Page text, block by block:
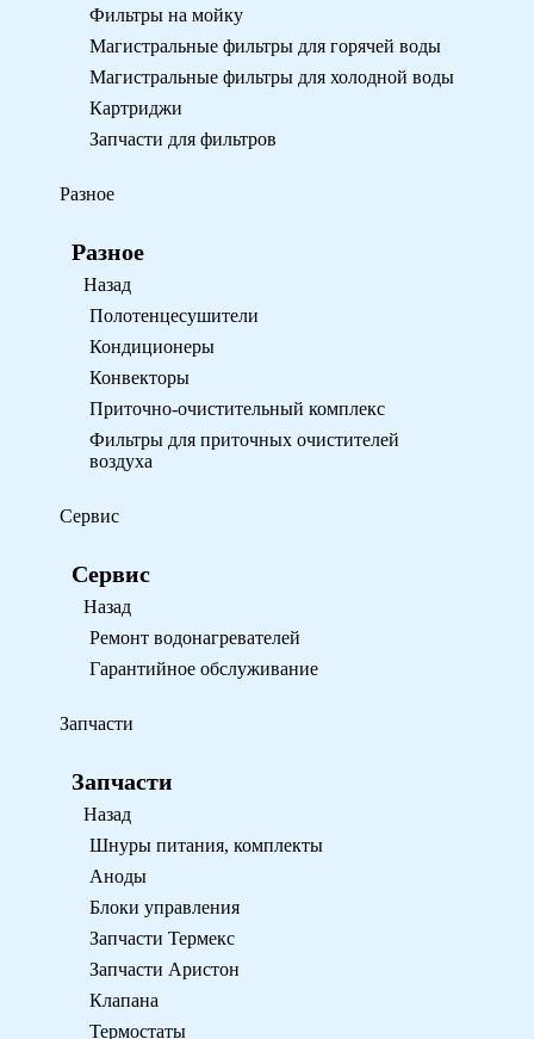
Фильтры на мойку
Магистральные фильтры для горячей воды
Магистральные фильтры для холодной воды
Картриджи
Запчасти для фильтров
Разное
Разное
Назад
Полотенцесушители
Кондиционеры
Конвекторы
Приточно-очистительный комплекс
Фильтры для приточных очистителей
воздуха
Сервис
Сервис
Назад
Ремонт водонагревателей
Гарантийное обслуживание
Запчасти
Запчасти
Назад
Шнуры питания, комплекты
Аноды
Блоки управления
Запчасти Термекс
Запчасти Аристон
Клапана
Термостаты